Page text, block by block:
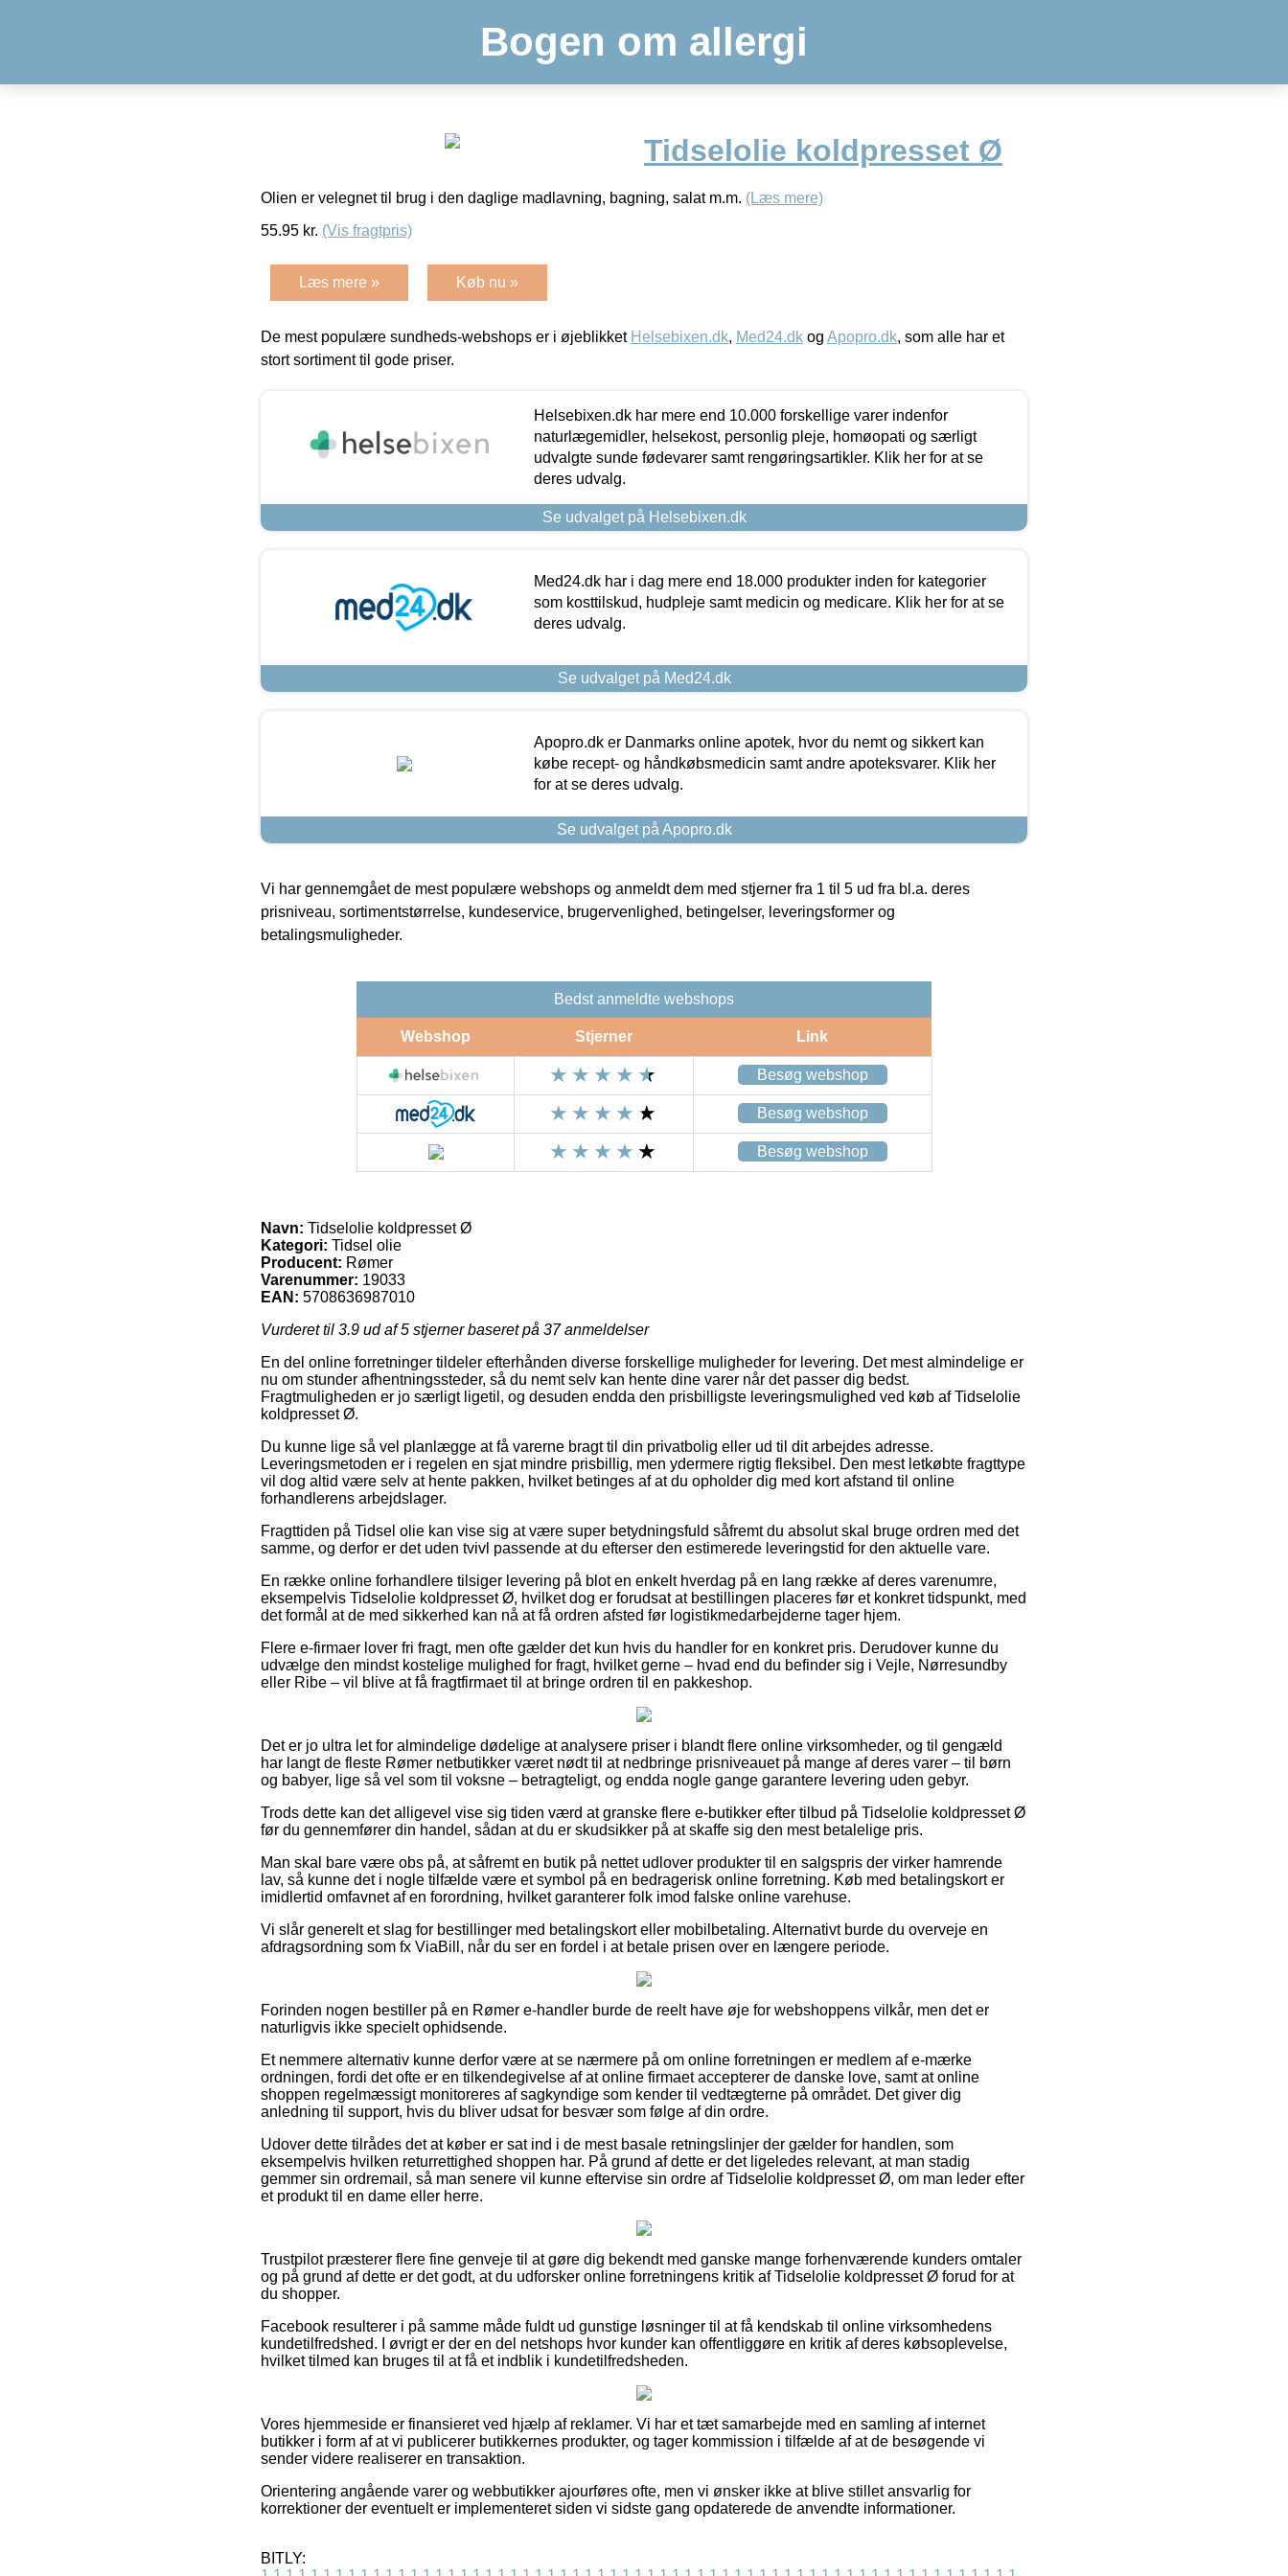
Bogen om allergi
Tidselolie koldpresset Ø
Olien er velegnet til brug i den daglige madlavning, bagning, salat m.m. (Læs mere)
55.95 kr. (Vis fragtpris)
Læs mere » Køb nu »
De mest populære sundheds-webshops er i øjeblikket Helsebixen.dk, Med24.dk og Apopro.dk, som alle har et
stort sortiment til gode priser.
Helsebixen.dk har mere end 10.000 forskellige varer indenfor
naturlægemidler, helsekost, personlig pleje, homøopati og særligt
udvalgte sunde fødevarer samt rengøringsartikler. Klik her for at se
deres udvalg.
Se udvalget på Helsebixen.dk
Med24.dk har i dag mere end 18.000 produkter inden for kategorier
som kosttilskud, hudpleje samt medicin og medicare. Klik her for at se
deres udvalg.
Se udvalget på Med24.dk
Apopro.dk er Danmarks online apotek, hvor du nemt og sikkert kan
købe recept- og håndkøbsmedicin samt andre apoteksvarer. Klik her
for at se deres udvalg.
Se udvalget på Apopro.dk
Vi har gennemgået de mest populære webshops og anmeldt dem med stjerner fra 1 til 5 ud fra bl.a. deres
prisniveau, sortimentstørrelse, kundeservice, brugervenlighed, betingelser, leveringsformer og
betalingsmuligheder.
Bedst anmeldte webshops
Webshop Stjerner Link
Besøg webshop
Besøg webshop
Besøg webshop
Navn: Tidselolie koldpresset Ø
Kategori: Tidsel olie
Producent: Rømer
Varenummer: 19033
EAN: 5708636987010
Vurderet til 3.9 ud af 5 stjerner baseret på 37anmeldelser
En del online forretninger tildeler efterhånden diverse forskellige muligheder for levering. Det mest almindelige er
nu om stunder afhentningssteder, så du nemt selv kan hente dine varer når det passer dig bedst.
Fragtmuligheden er jo særligt ligetil, og desuden endda den prisbilligste leveringsmulighed ved køb af Tidselolie
koldpresset Ø.
Du kunne lige så vel planlægge at få varerne bragt til din privatbolig eller ud til dit arbejdes adresse.
Leveringsmetoden er i regelen en sjat mindre prisbillig, men ydermere rigtig fleksibel. Den mest letkøbte fragttype
vil dog altid være selv at hente pakken, hvilket betinges af at du opholder dig med kort afstand til online
forhandlerens arbejdslager.
Fragttiden på Tidsel olie kan vise sig at være super betydningsfuld såfremt du absolut skal bruge ordren med det
samme, og derfor er det uden tvivl passende at du efterser den estimerede leveringstid for den aktuelle vare.
En række online forhandlere tilsiger levering på blot en enkelt hverdag på en lang række af deres varenumre,
eksempelvis Tidselolie koldpresset Ø, hvilket dog er forudsat at bestillingen placeres før et konkret tidspunkt, med
det formål at de med sikkerhed kan nå at få ordren afsted før logistikmedarbejderne tager hjem.
Flere e-firmaer lover fri fragt, men ofte gælder det kun hvis du handler for en konkret pris. Derudover kunne du
udvælge den mindst kostelige mulighed for fragt, hvilket gerne – hvad end du befinder sig i Vejle, Nørresundby
eller Ribe – vil blive at få fragtfirmaet til at bringe ordren til en pakkeshop.
Det er jo ultra let for almindelige dødelige at analysere priser i blandt flere online virksomheder, og til gengæld
har langt de fleste Rømer netbutikker været nødt til at nedbringe prisniveauet på mange af deres varer – til børn
og babyer, lige så vel som til voksne – betragteligt, og endda nogle gange garantere levering uden gebyr.
Trods dette kan det alligevel vise sig tiden værd at granske flere e-butikker efter tilbud på Tidselolie koldpresset Ø
før du gennemfører din handel, sådan at du er skudsikker på at skaffe sig den mest betalelige pris.
Man skal bare være obs på, at såfremt en butik på nettet udlover produkter til en salgspris der virker hamrende
lav, så kunne det i nogle tilfælde være et symbol på en bedragerisk online forretning. Køb med betalingskort er
imidlertid omfavnet af en forordning, hvilket garanterer folk imod falske online varehuse.
Vi slår generelt et slag for bestillinger med betalingskort eller mobilbetaling. Alternativt burde du overveje en
afdragsordning som fx ViaBill, når du ser en fordel i at betale prisen over en længere periode.
Forinden nogen bestiller på en Rømer e-handler burde de reelt have øje for webshoppens vilkår, men det er
naturligvis ikke specielt ophidsende.
Et nemmere alternativ kunne derfor være at se nærmere på om online forretningen er medlem af e-mærke
ordningen, fordi det ofte er en tilkendegivelse af at online firmaet accepterer de danske love, samt at online
shoppen regelmæssigt monitoreres af sagkyndige som kender til vedtægterne på området. Det giver dig
anledning til support, hvis du bliver udsat for besvær som følge af din ordre.
Udover dette tilrådes det at køber er sat ind i de mest basale retningslinjer der gælder for handlen, som
eksempelvis hvilken returrettighed shoppen har. På grund af dette er det ligeledes relevant, at man stadig
gemmer sin ordremail, så man senere vil kunne eftervise sin ordre af Tidselolie koldpresset Ø, om man leder efter
et produkt til en dame eller herre.
Trustpilot præsterer flere fine genveje til at gøre dig bekendt med ganske mange forhenværende kunders omtaler
og på grund af dette er det godt, at du udforsker online forretningens kritik af Tidselolie koldpresset Ø forud for at
du shopper.
Facebook resulterer i på samme måde fuldt ud gunstige løsninger til at få kendskab til online virksomhedens
kundetilfredshed. I øvrigt er der en del netshops hvor kunder kan offentliggøre en kritik af deres købsoplevelse,
hvilket tilmed kan bruges til at få et indblik i kundetilfredsheden.
Vores hjemmeside er finansieret ved hjælp af reklamer. Vi har et tæt samarbejde med en samling af internet
butikker i form af at vi publicerer butikkernes produkter, og tager kommission i tilfælde af at de besøgende vi
sender videre realiserer en transaktion.
Orientering angående varer og webbutikker ajourføres ofte, men vi ønsker ikke at blive stillet ansvarlig for
korrektioner der eventuelt er implementeret siden vi sidste gang opdaterede de anvendte informationer.
BITLY: